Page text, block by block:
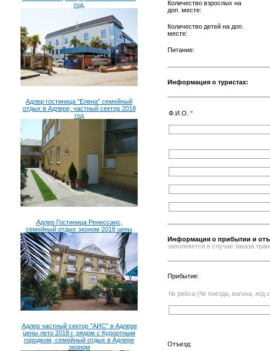
год.
Адлер гостиница "Елена" семейный
отдых в Адлере, частный сектор 2018
год
Адлер Гостиница Ренессанс,
семейный отдых эконом 2018 цены
Адлер частный сектор "АИС" в Адлере
цены лето 2018 г, рядом с Курортным
городком, семейный отдых в Адлере
эконом
Количество взрослых на
доп. месте:
Количество детей на доп.
месте:
Питание:
Информация о туристах:
Ф.И.О. *
Информация о прибытии и
заполняется в случае заказа
Прибытие:
№ рейса (№ поезда, вагона, ж/д
Отъезд: